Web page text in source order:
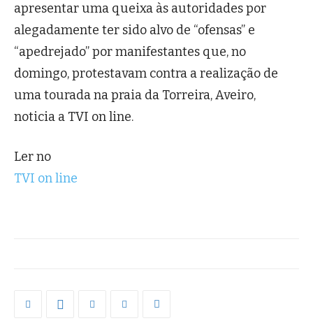
apresentar uma queixa às autoridades por
alegadamente ter sido alvo de “ofensas” e
“apedrejado” por manifestantes que, no
domingo, protestavam contra a realização de
uma tourada na praia da Torreira, Aveiro,
noticia a TVI on line.
Ler no
TVI on line